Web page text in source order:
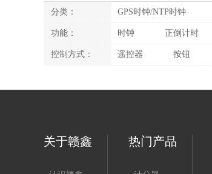
分类： GPS时钟/NTP时钟
功能： 时钟 正倒计时
控制方式： 遥控器 按钮
关于赣鑫 热门产品